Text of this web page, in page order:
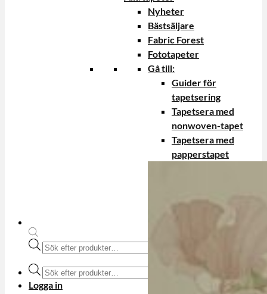
Produktsökning
Produktsökning
Logga in
Nyheter
Bästsäljare
Fabric Forest
Fototapeter
Gå till:
Guider för
tapetsering
Tapetsera med
nonwoven-tapet
Tapetsera med
papperstapet